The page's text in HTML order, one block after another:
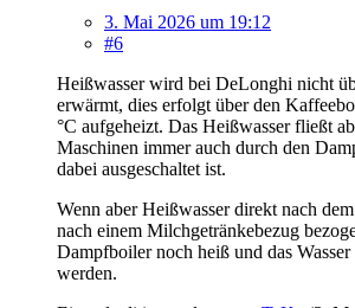
3. Mai 2026 um 19:12
#6
Heißwasser wird bei DeLonghi nicht
erwärmt, dies erfolgt über den
°C aufgeheizt. Das Heißwasser fließt
Maschinen immer auch durch den
dabei ausgeschaltet ist.
Wenn aber Heißwasser direkt nach
nach einem Milchgetränkebezug
Dampfboiler noch heiß und das
werden.